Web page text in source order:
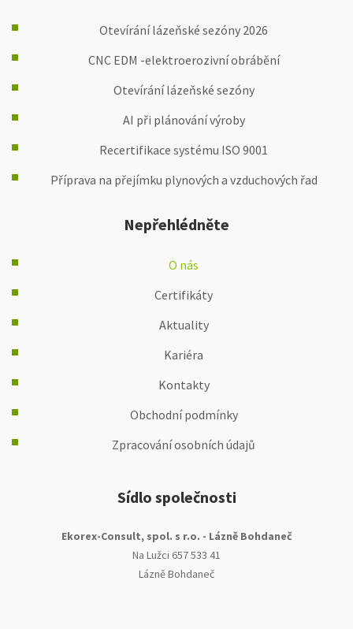
Otevírání lázeňské sezóny 2026
CNC EDM -elektroerozivní obrábění
Otevírání lázeňské sezóny
AI při plánování výroby
Recertifikace systému ISO 9001
Příprava na přejímku plynových a vzduchových řad
Nepřehlédněte
O nás
Certifikáty
Aktuality
Kariéra
Kontakty
Obchodní podmínky
Zpracování osobních údajů
Sídlo společnosti
Ekorex-Consult, spol. s r.o. - Lázně Bohdaneč
Na Lužci 657 533 41
Lázně Bohdaneč